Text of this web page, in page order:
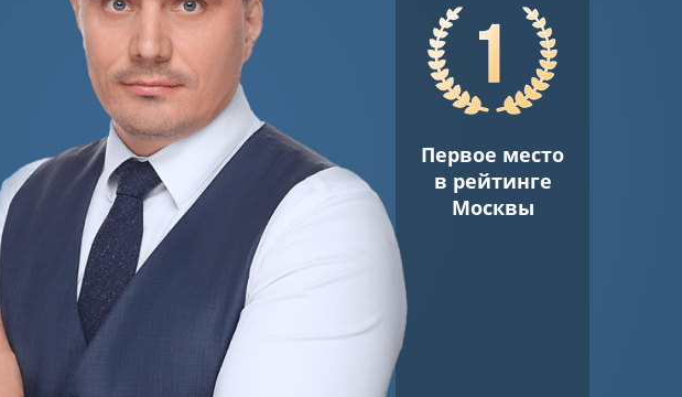
Первое место
в рейтинге
Москвы